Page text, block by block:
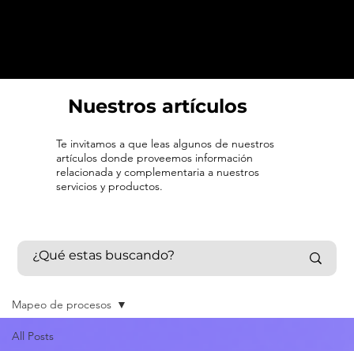
Nuestros artículos
Te invitamos a que leas algunos de nuestros
artículos donde proveemos información
relacionada y complementaria a nuestros
servicios y productos.
All Posts
Mapeo de procesos